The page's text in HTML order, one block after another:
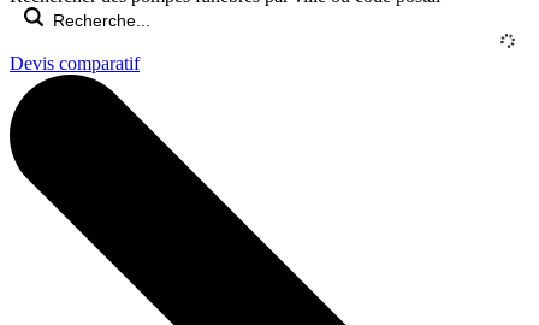
Devis comparatif